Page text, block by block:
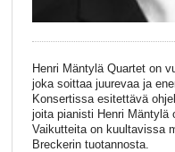
Henri Mäntylä Quartet on
joka soittaa juurevaa ja
Konsertissa esitettävä
joita pianisti Henri Mäntylä
Vaikutteita on kuultavissa
Breckerin tuotannosta.